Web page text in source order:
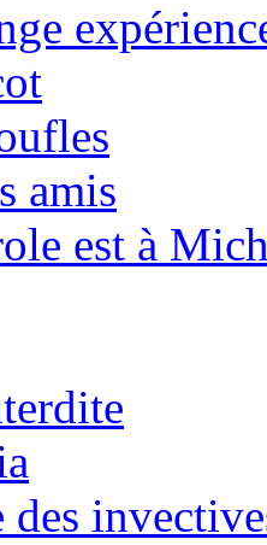
amis
est à